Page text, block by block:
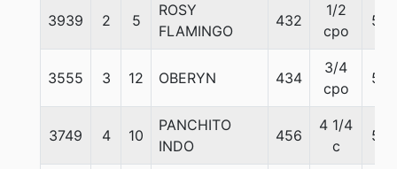
3939 2 5
ROSY
FLAMINGO
432
1/2
cpo
56
3555 3 12 OBERYN 434
3/4
cpo
56
3749 4 10
PANCHITO
INDO
456
4 1/4
c
56